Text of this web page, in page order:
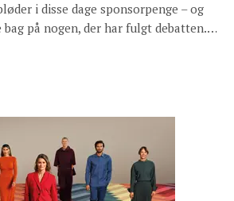
i disse dage sponsorpenge – og
bag på nogen, der har fulgt debatten.…